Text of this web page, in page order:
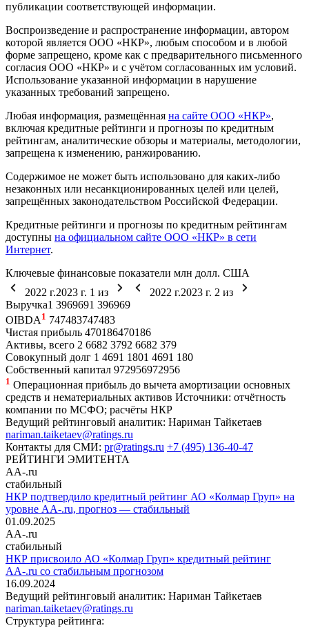
публикации соответствующей информации.
Воспроизведение и распространение информации, автором
которой является ООО «НКР», любым способом и в любой
форме запрещено, кроме как с предварительного письменного
согласия ООО «НКР» и с учётом согласованных им условий.
Использование указанной информации в нарушение
указанных требований запрещено.
Любая информация, размещённая на сайте ООО «НКР»,
включая кредитные рейтинги и прогнозы по кредитным
рейтингам, аналитические обзоры и материалы, методологии,
запрещена к изменению, ранжированию.
Содержимое не может быть использовано для каких-либо
незаконных или несанкционированных целей или целей,
запрещённых законодательством Российской Федерации.
Кредитные рейтинги и прогнозы по кредитным рейтингам
доступны на официальном сайте ООО «НКР» в сети
Интернет.
Ключевые финансовые показатели млн долл. США
2022 г.2023 г. 1 из 2022 г.2023 г. 2 из
Выручка1 3969691 396969
OIBDA 1 747483747483
Чистая прибыль 470186470186
Активы, всего 2 6682 3792 6682 379
Совокупный долг 1 4691 1801 4691 180
Собственный капитал 972956972956
1 Операционная прибыль до вычета амортизации основных
средств и нематериальных активов Источники: отчётность
компании по МСФО; расчёты НКР
Ведущий рейтинговый аналитик: Нариман Тайкетаев
nariman.taiketaev@ratings.ru
Контакты для СМИ: pr@ratings.ru +7 (495) 136-40-47
РЕЙТИНГИ ЭМИТЕНТА
AA-.ru
стабильный
НКР подтвердило кредитный рейтинг АО «Колмар Груп» на
уровне AA-.ru, прогноз — стабильный
01.09.2025
AA-.ru
стабильный
НКР присвоило АО «Колмар Груп» кредитный рейтинг
AA-.ru со стабильным прогнозом
16.09.2024
Ведущий рейтинговый аналитик: Нариман Тайкетаев
nariman.taiketaev@ratings.ru
Структура рейтинга: